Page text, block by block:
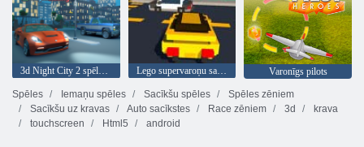
3d Night City 2 spēlētāju sacīkstes Lego supervaroņu sacīkstes
Varonīgs pilots
Spēles
Iemaņu spēles Sacīkšu spēles
Spēles zēniem
Sacīkšu uz kravas
Auto sacīkstes Race zēniem 3d
krava
touchscreen
Html5 android